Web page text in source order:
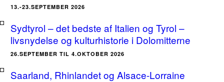
13.-23.SEPTEMBER 2026
Sydtyrol – det bedste af Italien og Tyrol –
livsnydelse og kulturhistorie i Dolomitterne
26.SEPTEMBER TIL 4.OKTOBER 2026
Saarland, Rhinlandet og Alsace-Lorraine